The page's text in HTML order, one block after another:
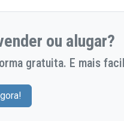
ou alugar?
gratuita. E mais